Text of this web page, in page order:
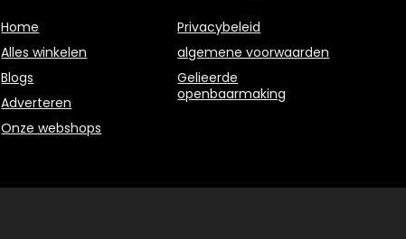
Home
Alles winkelen
Blogs
Adverteren
Onze webshops
Privacybeleid
algemene voorwaarden
Gelieerde
openbaarmaking